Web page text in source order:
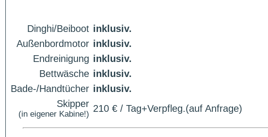
Dinghi/Beiboot inklusiv.
Außenbordmotor inklusiv.
Endreinigung inklusiv.
Bettwäsche inklusiv.
Bade-/Handtücher inklusiv.
Skipper
(in eigener Kabine!)
210 € / Tag+Verpfleg.(auf Anfrage)